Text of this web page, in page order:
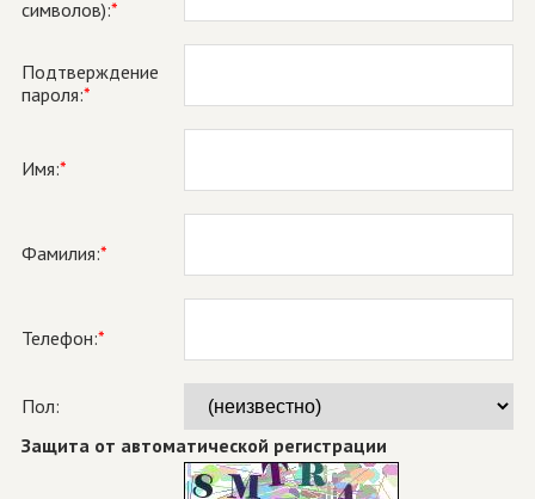
символов):*
Подтверждение
пароля:*
Имя:*
Фамилия:*
Телефон:*
Пол:
Защита от автоматической регистрации